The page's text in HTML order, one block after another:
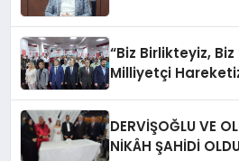
“Biz Birlikteyiz,
Milliyetçi
DERVİŞOĞLU VE
NİKÂH ŞAHİDİ